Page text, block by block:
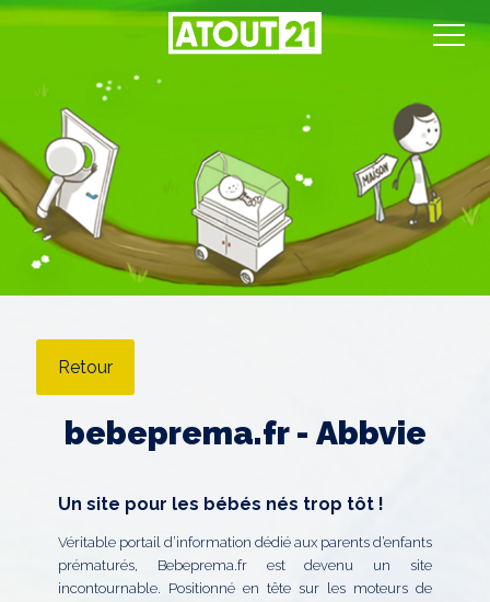
Retour
bebeprema.fr - Abbvie
Un site pour les bébés nés trop tôt !
Véritable portail d’information dédié aux parents d’enfants
prématurés, Bebeprema.fr est devenu un site
incontournable. Positionné en tête sur les moteurs de